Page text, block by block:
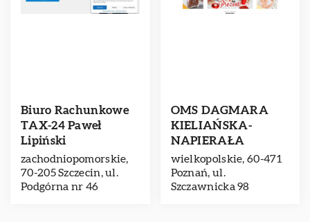
Biuro Rachunkowe
TAX-24 Paweł
Lipiński
zachodniopomorskie,
70-205 Szczecin, ul.
Podgórna nr 46
OMS DAGMARA
KIELIAŃSKA-
NAPIERAŁA
wielkopolskie, 60-471
Poznań, ul.
Szczawnicka 98